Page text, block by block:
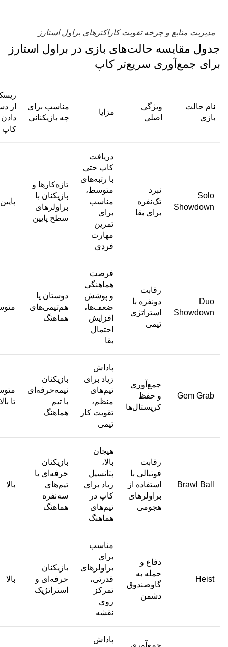
مدیریت منابع و چرخه تقویت کاراکترهای براول استارز
جدول مقایسه حالت‌های بازی در براول استارز
برای جمع‌آوری سریع‌تر کاپ
نام حالت
بازی
ویژگی
اصلی
مزایا
مناسب برای
چه بازیکنانی
از
دادن
کاپ
Solo
Showdown
نبرد
تک‌نفره
برای بقا
دریافت
کاپ حتی
با رتبه‌های
متوسط،
مناسب
برای
تمرین
مهارت
فردی
تازه‌کارها و
بازیکنان با
براولرهای
سطح پایین
پایین
Duo
Showdown
رقابت
دو‌نفره با
استراتژی
تیمی
فرصت
هماهنگی
و پوشش
ضعف‌ها،
افزایش
احتمال
بقا
دوستان یا
هم‌تیمی‌های
هماهنگ
Gem Grab
جمع‌آوری
و حفظ
کریستال‌ها
پاداش
زیاد برای
تیم‌های
منظم،
تقویت کار
تیمی
بازیکنان
نیمه‌حرفه‌ای
با تیم
هماهنگ
تا بالا
Brawl Ball
رقابت
فوتبالی با
استفاده از
براولرهای
هجومی
هیجان
بالا،
پتانسیل
زیاد برای
کاپ در
تیم‌های
هماهنگ
بازیکنان
حرفه‌ای یا
تیم‌های
سه‌نفره
هماهنگ
بالا
Heist
دفاع و
حمله به
گاوصندوق
دشمن
مناسب
برای
براولرهای
قدرتی،
تمرکز
روی
نقشه
بازیکنان
حرفه‌ای و
استراتژیک
بالا
پاداش